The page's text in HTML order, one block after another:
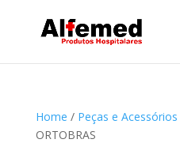
Home / Peças e Acessórios
ORTOBRAS